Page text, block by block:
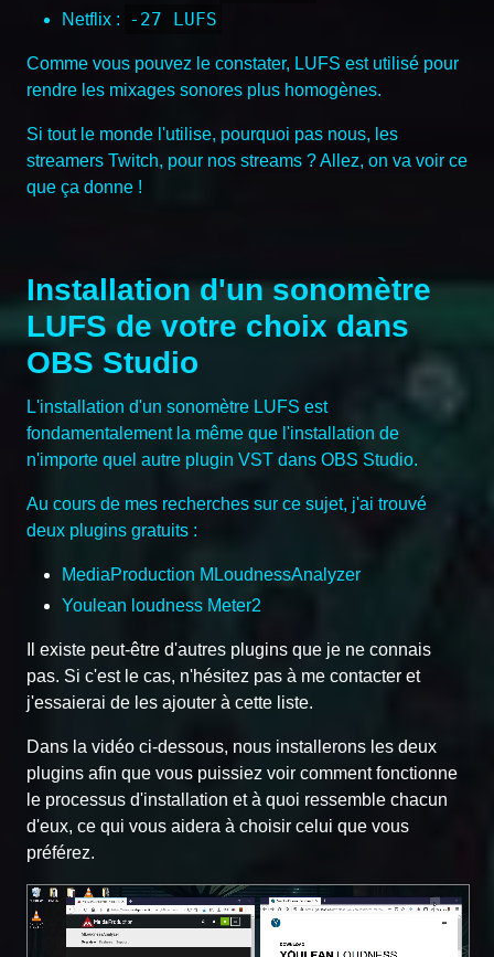
Netflix : -27 LUFS
Comme vous pouvez le constater, LUFS est utilisé pour
rendre les mixages sonores plus homogènes.
Si tout le monde l'utilise, pourquoi pas nous, les
streamers Twitch, pour nos streams ? Allez, on va voir ce
que ça donne !
Installation d'un sonomètre
LUFS de votre choix dans
OBS Studio
L'installation d'un sonomètre LUFS est
fondamentalement la même que l'installation de
n'importe quel autre plugin VST dans OBS Studio.
Au cours de mes recherches sur ce sujet, j'ai trouvé
deux plugins gratuits :
MediaProduction MLoudnessAnalyzer
Youlean loudness Meter2
Il existe peut-être d'autres plugins que je ne connais
pas. Si c'est le cas, n'hésitez pas à me contacter et
j'essaierai de les ajouter à cette liste.
Dans la vidéo ci-dessous, nous installerons les deux
plugins afin que vous puissiez voir comment fonctionne
le processus d'installation et à quoi ressemble chacun
d'eux, ce qui vous aidera à choisir celui que vous
préférez.